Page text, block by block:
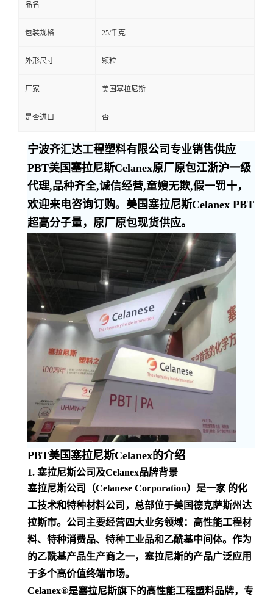
品名
包装规格 25/千克
外形尺寸 颗粒
厂家 美国塞拉尼斯
是否进口 否
宁波齐汇达工程塑料有限公司专业销售供应
PBT美国塞拉尼斯Celanex原厂原包江浙沪一级
代理,品种齐全,诚信经营,童嫂无欺,假一罚十，
欢迎来电咨询订购。美国塞拉尼斯Celanex PBT
超高分子量，原厂原包现货供应。
PBT美国塞拉尼斯Celanex的介绍
1. 塞拉尼斯公司及Celanex品牌背景
塞拉尼斯公司（Celanese Corporation）是一家 的化
工技术和特种材料公司，总部位于美国德克萨斯州达
拉斯市。公司主要经营四大业务领域：高性能工程材
料、特种消费品、特种工业品和乙酰基中间体。作为
的乙酰基产品生产商之一，塞拉尼斯的产品广泛应用
于多个高价值终端市场。
Celanex®是塞拉尼斯旗下的高性能工程塑料品牌，专